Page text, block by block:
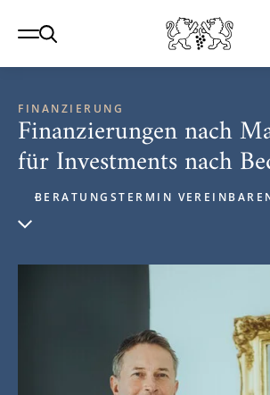
FINANZIERUNG
Finanzierungen nach
für Investments nach
BERATUNGSTERMIN